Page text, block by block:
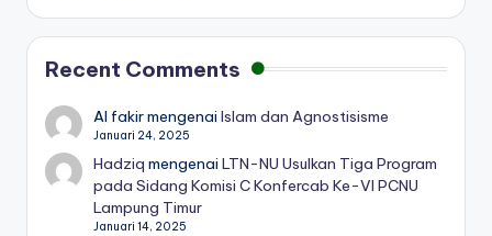
Recent Comments
Al fakirmengenaiIslam dan Agnostisisme
Januari 24, 2025
Hadziq mengenaiLTN-NU Usulkan Tiga Program
pada Sidang Komisi C Konfercab Ke-VI PCNU
Lampung Timur
Januari 14, 2025